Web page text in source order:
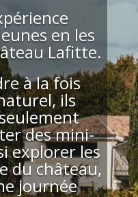
en les
Lafitte.
à la fois
ils
des mini-
explorer les
du château,
journée